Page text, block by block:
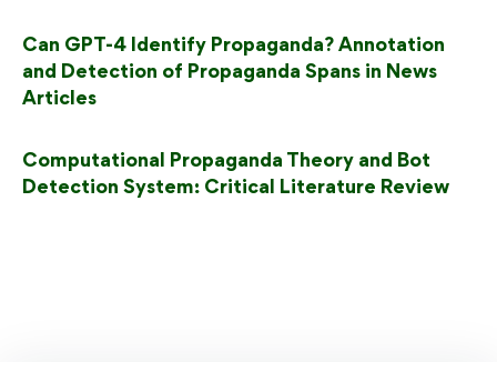
Can GPT-4 Identify Propaganda? Annotation
and Detection of Propaganda Spans in News
Articles
Computational Propaganda Theory and Bot
Detection System: Critical Literature Review